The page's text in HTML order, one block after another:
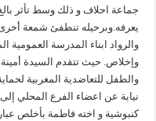
جماعة احلاف و ذلك وسط تأثر
يعرفه.وبرحيله تنطفئ شمعة أخرى
والرواد ابناء المدرسة
وإخلاص. حيث تتقدم السيدة
والطفل للتعاضدية المغربية
نيابة عن اعضاء الفرع المحلي
كنبوشية و اخته فاطمة بأخلص